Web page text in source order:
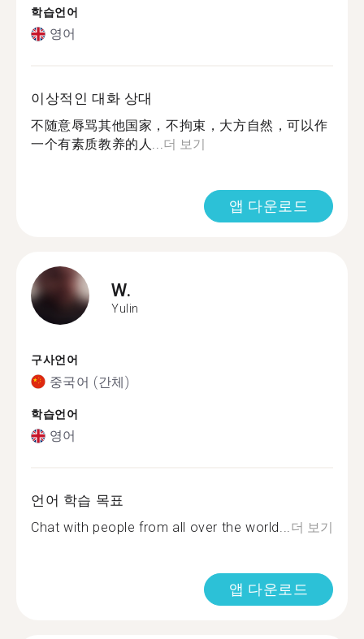
학습언어
영어
이상적인 대화 상대
不随意辱骂其他国家，不拘束，大方自然，可以作
一个有素质教养的人...더 보기
앱 다운로드
W.
Yulin
구사언어
중국어 (간체)
학습언어
영어
언어 학습 목표
Chat with people from all over the world...더 보기
앱 다운로드